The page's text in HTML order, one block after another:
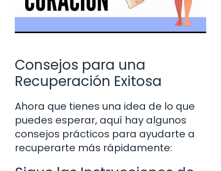
Consejos para una
Recuperación Exitosa
Ahora que tienes una idea de lo que
puedes esperar, aquí hay algunos
consejos prácticos para ayudarte a
recuperarte más rápidamente: